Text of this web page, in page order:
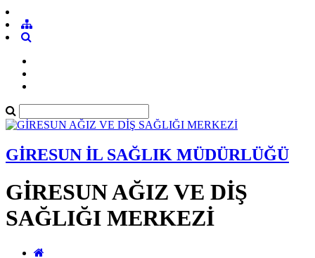
GİRESUN İL SAĞLIK MÜDÜRLÜĞÜ
GİRESUN AĞIZ VE DİŞ
SAĞLIĞI MERKEZİ